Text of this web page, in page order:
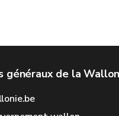
généraux de la